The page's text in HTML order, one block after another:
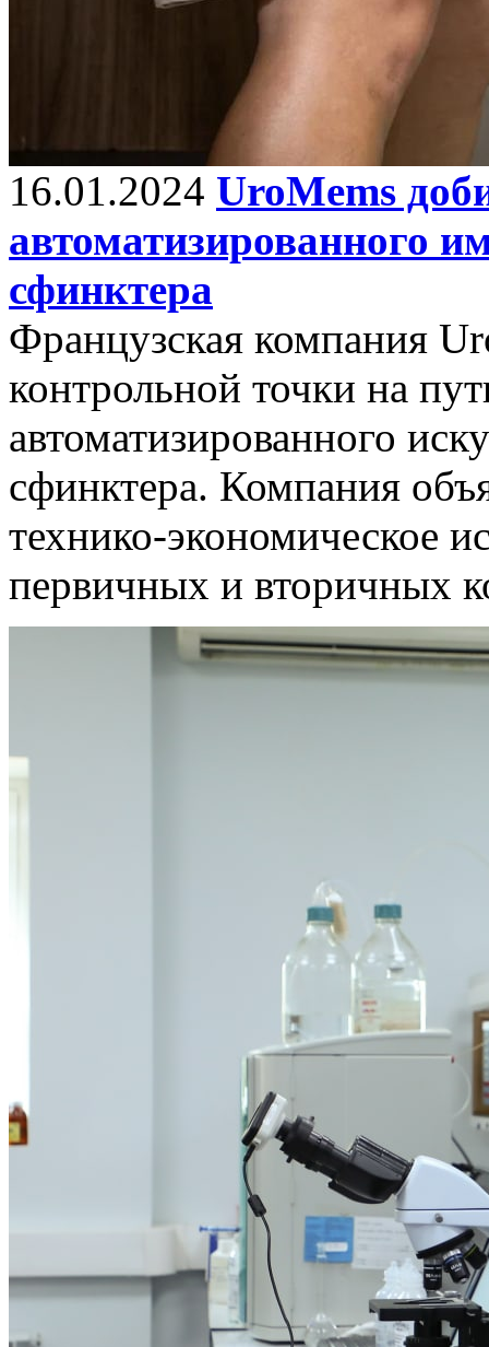
16.01.2024 UroMems
автоматизированного
сфинктера
Французская компания
контрольной точки на
автоматизированного
сфинктера. Компания
технико-экономическое
первичных и вторичных